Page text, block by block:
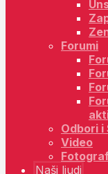
Forumi
Odbori i
Video
Naši ljudi